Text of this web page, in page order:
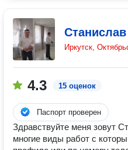
Иркутск,
4.3 15 оценок
Паспорт проверен
Здравствуйте меня зовут
многие виды работ с